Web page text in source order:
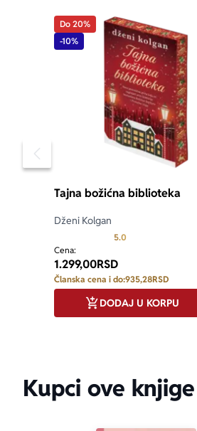
Pomeranje sadržaja slajdera u
Do 20%
-10%
Tajna božićna biblioteka
Dženi Kolgan
5.0
Cena:
1.299,00RSD
Članska cena i do:935,28RSD
DODAJ U KORPU
Kupci ove